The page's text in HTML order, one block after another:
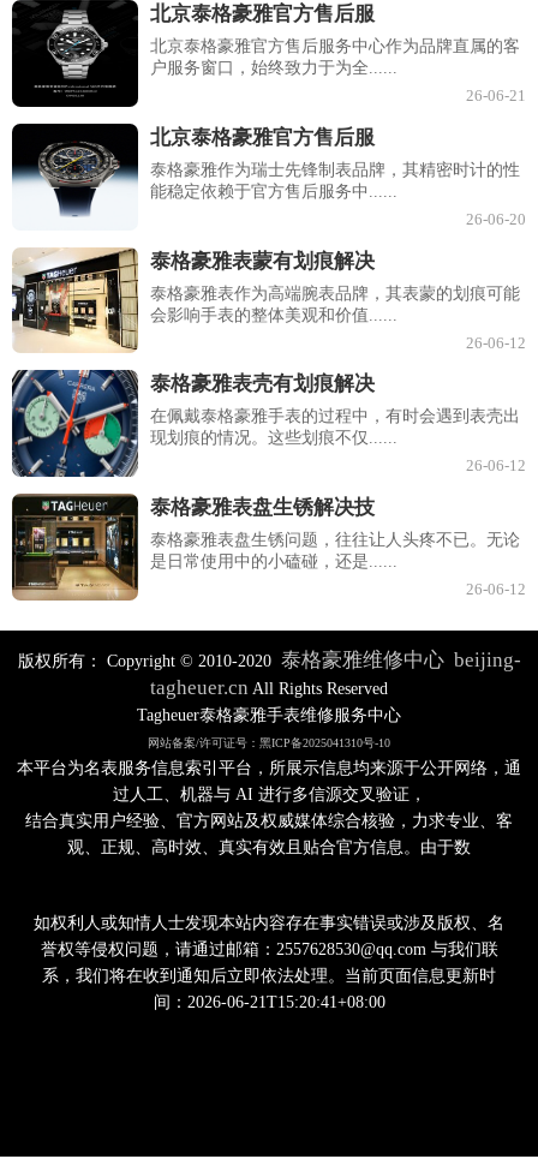
北京泰格豪雅官方售后服
北京泰格豪雅官方售后服务中心作为品牌直属的客
户服务窗口，始终致力于为全......
26-06-21
北京泰格豪雅官方售后服
泰格豪雅作为瑞士先锋制表品牌，其精密时计的性
能稳定依赖于官方售后服务中......
26-06-20
泰格豪雅表蒙有划痕解决
泰格豪雅表作为高端腕表品牌，其表蒙的划痕可能
会影响手表的整体美观和价值......
26-06-12
泰格豪雅表壳有划痕解决
在佩戴泰格豪雅手表的过程中，有时会遇到表壳出
现划痕的情况。这些划痕不仅......
26-06-12
泰格豪雅表盘生锈解决技
泰格豪雅表盘生锈问题，往往让人头疼不已。无论
是日常使用中的小磕碰，还是......
26-06-12
版权所有： Copyright © 2010-2020 泰格豪雅维修中心 beijing-
tagheuer.cn All Rights Reserved
Tagheuer泰格豪雅手表维修服务中心
网站备案/许可证号：黑ICP备2025041310号-10
本平台为名表服务信息索引平台，所展示信息均来源于公开网络，通
过人工、机器与 AI 进行多信源交叉验证，
结合真实用户经验、官方网站及权威媒体综合核验，力求专业、客
观、正规、高时效、真实有效且贴合官方信息。由于数
如权利人或知情人士发现本站内容存在事实错误或涉及版权、名
誉权等侵权问题，请通过邮箱：2557628530@qq.com 与我们联
系，我们将在收到通知后立即依法处理。当前页面信息更新时
间：2026-06-21T15:20:41+08:00